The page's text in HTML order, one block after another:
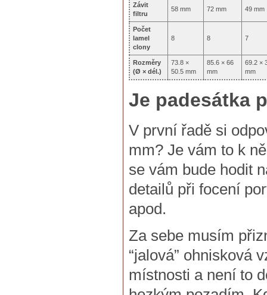
Závit
filtru
58 mm 72 mm 49 mm
Počet
lamel
clony
8 8 7
Rozměry
(Ø × dél.)
73.8 ×
50.5 mm
85.6 × 66
mm
69.2 ×
mm
Je padesátka
V první řadě si
mm? Je vám to k
se vám bude hodit
detailů při focení
apod.
Za sebe musím
“jalová” ohnisková
místnosti a není to